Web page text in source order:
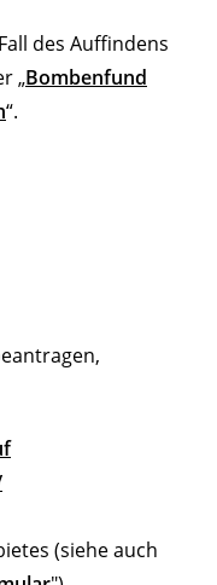
des Auffindens
„Bombenfund
“.
(siehe auch